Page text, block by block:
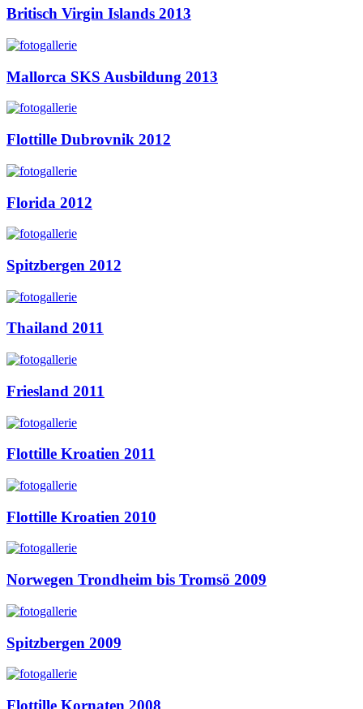
Britisch Virgin Islands 2013
Mallorca SKS Ausbildung 2013
Flottille Dubrovnik 2012
Florida 2012
Spitzbergen 2012
Thailand 2011
Friesland 2011
Flottille Kroatien 2011
Flottille Kroatien 2010
Norwegen Trondheim bis Tromsö 2009
Spitzbergen 2009
Flottille Kornaten 2008